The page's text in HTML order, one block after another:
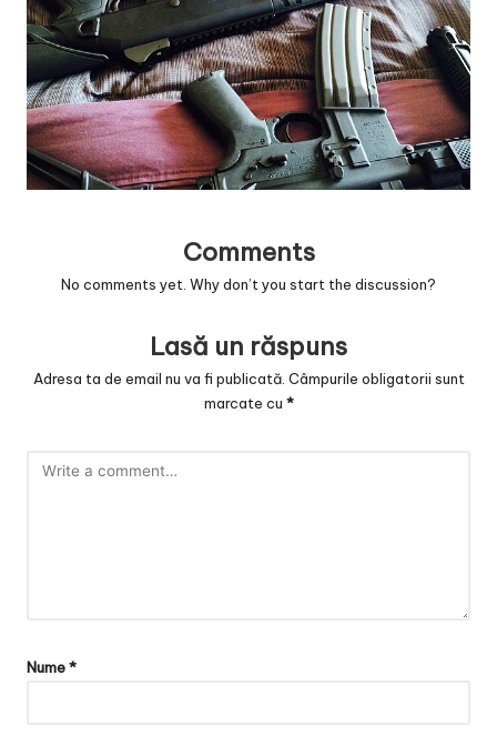
v
a
c
O
nl
Comments
No comments yet. Why don’t you start the discussion?
Lasă un răspuns
Adresa ta de email nu va fi publicată. Câmpurile obligatorii sunt
marcate cu *
Nume*